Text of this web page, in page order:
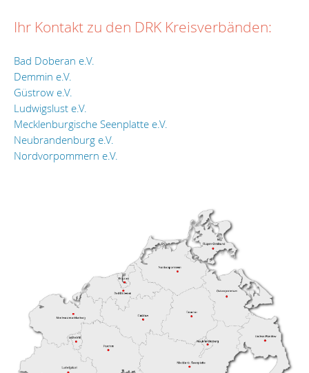
Ihr Kontakt zu den DRK Kreisverbänden:
Bad Doberan e.V.
Demmin e.V.
Güstrow e.V.
Ludwigslust e.V.
Mecklenburgische Seenplatte e.V.
Neubrandenburg e.V.
Nordvorpommern e.V.